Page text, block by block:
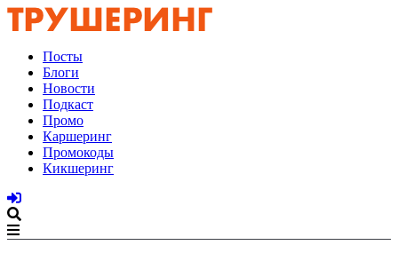
Посты
Блоги
Новости
Подкаст
Промо
Каршеринг
Промокоды
Кикшеринг